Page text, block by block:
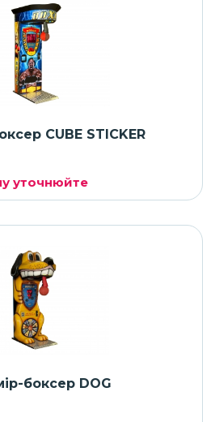
CUBE STICKER
уточнюйте
боксер DOG